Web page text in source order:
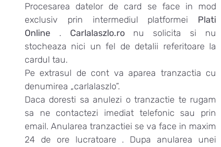
Procesarea datelor de card se face in mod
exclusiv prin intermediul platformei Plati
Online . Carlalaszlo.ro nu solicita si nu
stocheaza nici un fel de detalii referitoare la
cardul tau.
Pe extrasul de cont va aparea tranzactia cu
denumirea „carlalaszlo”.
Daca doresti sa anulezi o tranzactie te rugam
sa ne contactezi imediat telefonic sau prin
email. Anularea tranzactiei se va face in maxim
24 de ore lucratoare . Dupa anularea unei